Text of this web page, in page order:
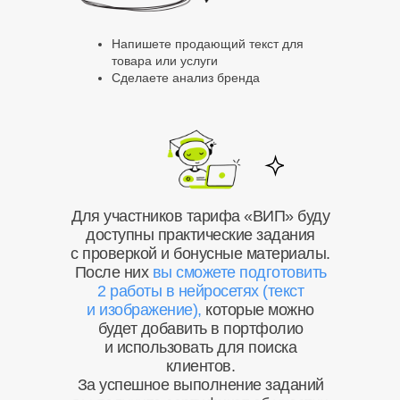
Напишете продающий текст для
товара или услуги
Сделаете анализ бренда
День 2
День 3
Для участников тарифа «ВИП» буду
доступны практические задания
с проверкой и бонусные материалы.
После них вы сможете подготовить
2 работы в нейросетях (текст
и изображение), которые можно
будет добавить в портфолио
и использовать для поиска
клиентов.
За успешное выполнение заданий